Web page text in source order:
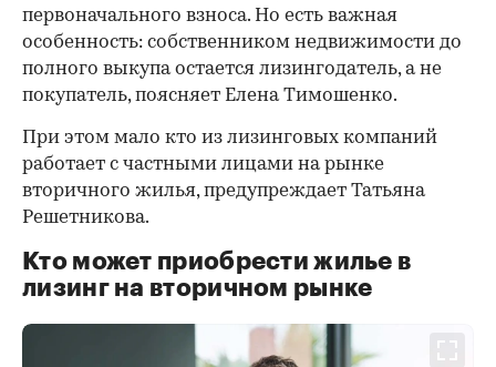
первоначального взноса. Но есть важная
особенность: собственником недвижимости до
полного выкупа остается лизингодатель, а не
покупатель, поясняет Елена Тимошенко.
При этом мало кто из лизинговых компаний
работает с частными лицами на рынке
вторичного жилья, предупреждает Татьяна
Решетникова.
Кто может приобрести жилье в
лизинг на вторичном рынке